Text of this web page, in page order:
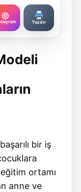
◎
Yazdır
bir iş
ortamı
anne ve